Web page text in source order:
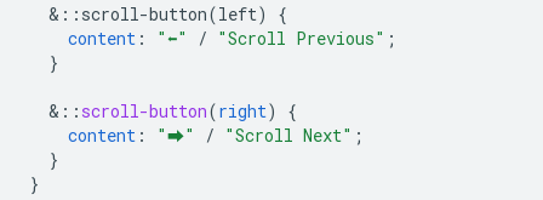
& ::scroll-button(left)
{
content : "⬅" / "Scroll Previous" ;
}
& :: scroll-button(right)
{
content : "⮕" / "Scroll Next" ;
}
}